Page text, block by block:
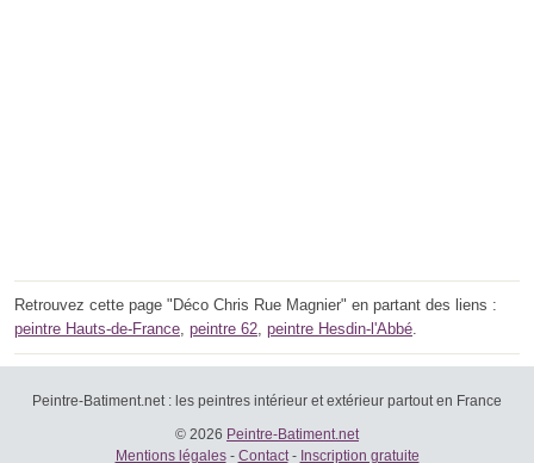
Retrouvez cette page "Déco Chris Rue Magnier" en partant des liens :
peintre Hauts-de-France, peintre 62, peintre Hesdin-l'Abbé.
Peintre-Batiment.net : les peintres intérieur et extérieur partout en France
© 2026 Peintre-Batiment.net
Mentions légales- Contact- Inscription gratuite